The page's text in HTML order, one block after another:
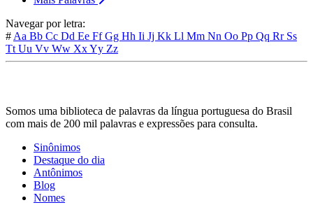
Navegar por letra:
#Aa Bb Cc Dd Ee FfGg Hh Ii Jj Kk Ll Mm Nn Oo Pp Qq Rr Ss
TtUu Vv Ww XxYy Zz
Somos uma biblioteca de palavras da língua portuguesa do Brasil
com mais de 200 mil palavras e expressões para consulta.
Sinônimos
Destaque do dia
Antônimos
Blog
Nomes